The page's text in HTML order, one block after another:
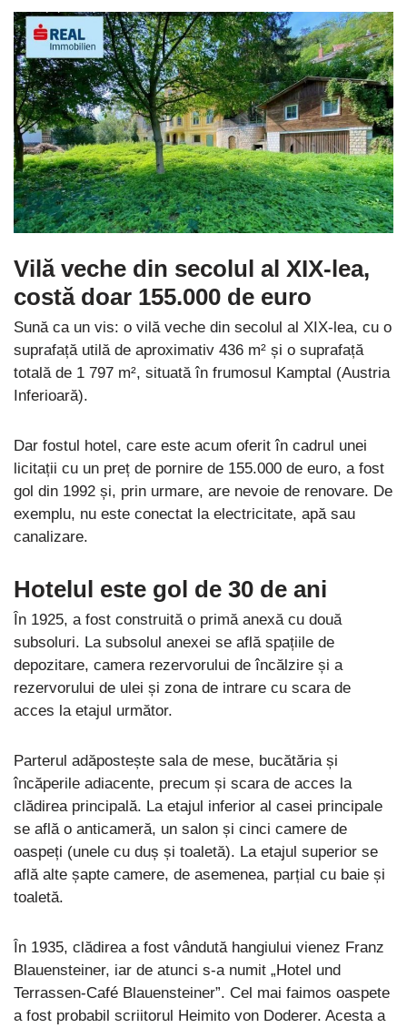
Vilă veche din secolul al XIX-lea,
costă doar 155.000 de euro
Sună ca un vis: o vilă veche din secolul al XIX-lea, cu o
suprafață utilă de aproximativ 436 m² și o suprafață
totală de 1 797 m², situată în frumosul Kamptal (Austria
Inferioară).
Dar fostul hotel, care este acum oferit în cadrul unei
licitații cu un preț de pornire de 155.000 de euro, a fost
gol din 1992 și, prin urmare, are nevoie de renovare. De
exemplu, nu este conectat la electricitate, apă sau
canalizare.
Hotelul este gol de 30 de ani
În 1925, a fost construită o primă anexă cu două
subsoluri. La subsolul anexei se află spațiile de
depozitare, camera rezervorului de încălzire și a
rezervorului de ulei și zona de intrare cu scara de
acces la etajul următor.
Parterul adăpostește sala de mese, bucătăria și
încăperile adiacente, precum și scara de acces la
clădirea principală. La etajul inferior al casei principale
se află o anticameră, un salon și cinci camere de
oaspeți (unele cu duș și toaletă). La etajul superior se
află alte șapte camere, de asemenea, parțial cu baie și
toaletă.
În 1935, clădirea a fost vândută hangiului vienez Franz
Blauensteiner, iar de atunci s-a numit „Hotel und
Terrassen-Café Blauensteiner”. Cel mai faimos oaspete
a fost probabil scriitorul Heimito von Doderer. Acesta a